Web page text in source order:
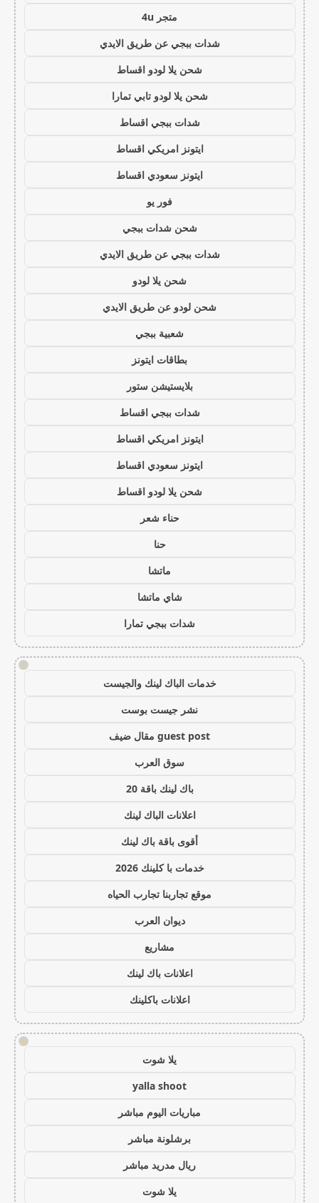
متجر 4u
شدات ببجي عن طريق الايدي
شحن يلا لودو اقساط
شحن يلا لودو تابي تمارا
شدات ببجي اقساط
ايتونز امريكي اقساط
ايتونز سعودي اقساط
فور يو
شحن شدات ببجي
شدات ببجي عن طريق الايدي
شحن يلا لودو
شحن لودو عن طريق الايدي
شعبية ببجي
بطاقات ايتونز
بلايستيشن ستور
شدات ببجي اقساط
ايتونز امريكي اقساط
ايتونز سعودي اقساط
شحن يلا لودو اقساط
حناء شعر
حنا
ماتشا
شاي ماتشا
شدات ببجي تمارا
!
خدمات الباك لينك والجيست
نشر جيست بوست
guest post مقال ضيف
سوق العرب
باك لينك باقة 20
اعلانات الباك لينك
أقوى باقة باك لينك
خدمات با كلينك 2026
موقع تجاربنا تجارب الحياه
ديوان العرب
مشاريع
اعلانات باك لينك
اعلانات باكلينك
!
يلا شوت
yalla shoot
مباريات اليوم مباشر
برشلونة مباشر
ريال مدريد مباشر
يلا شوت